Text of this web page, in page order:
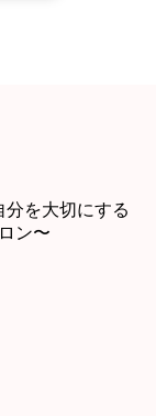
を大切にする
ン〜